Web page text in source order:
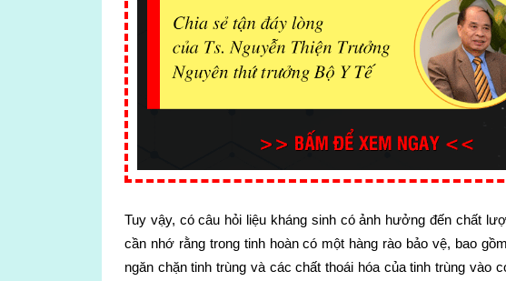
Tuy vậy, có câu hỏi liệu kháng sinh có ảnh hưởng đến chất
cần nhớ rằng trong tinh hoàn có một hàng rào bảo vệ, bao
ngăn chặn tinh trùng và các chất thoái hóa của tinh trùng vào